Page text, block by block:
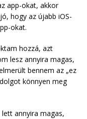
app-okat, akkor
hogy az újabb iOS-
okat.
hozzá, azt
lesz annyira magas,
bennem az „ez
könnyen meg
annyira magas,